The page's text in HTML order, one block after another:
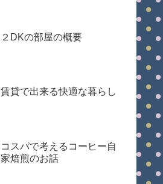
２DKの部屋の概要
賃貸で出来る快適な暮らし
コスパで考えるコーヒー自
家焙煎のお話